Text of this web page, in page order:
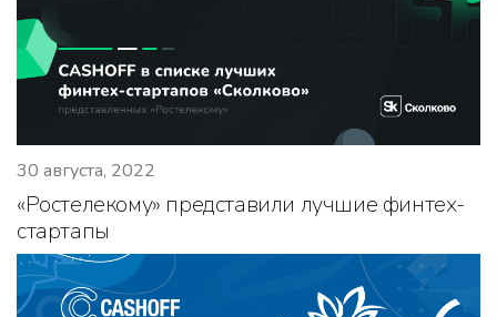
30 августа, 2022
«Ростелекому» представили лучшие финтех-
стартапы